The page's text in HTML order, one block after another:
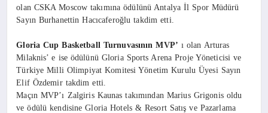
olan CSKA Moscow takımına ödülünü Antalya İl Spor Müdürü
Sayın Burhanettin Hacıcaferoğlu takdim etti.
Gloria Cup Basketball Turnuvasının MVP’ ı olan Arturas
Milaknis’ e ise ödülünü Gloria Sports Arena Proje Yöneticisi ve
Türkiye Milli Olimpiyat Komitesi Yönetim Kurulu Üyesi Sayın
Elif Özdemir takdim etti.
Maçın MVP’ı Zalgiris Kaunas takımından Marius Grigonis oldu
ve ödülü kendisine Gloria Hotels & Resort Satış ve Pazarlama